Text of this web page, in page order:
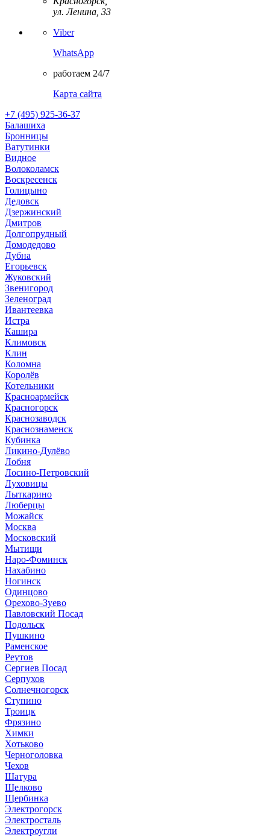
ул. Ленина, 33
Viber
WhatsApp
работаем 24/7
Карта сайта
+7 (495) 925-36-37
Балашиха
Бронницы
Ватутинки
Видное
Волоколамск
Воскресенск
Голицыно
Дедовск
Дзержинский
Дмитров
Долгопрудный
Домодедово
Дубна
Егорьевск
Жуковский
Звенигород
Зеленоград
Ивантеевка
Истра
Кашира
Климовск
Клин
Коломна
Королёв
Котельники
Красноармейск
Красногорск
Краснозаводск
Краснознаменск
Кубинка
Ликино-Дулёво
Лобня
Лосино-Петровский
Луховицы
Лыткарино
Люберцы
Можайск
Москва
Московский
Мытищи
Наро-Фоминск
Нахабино
Ногинск
Одинцово
Орехово-Зуево
Павловский Посад
Подольск
Пушкино
Раменское
Реутов
Сергиев Посад
Серпухов
Солнечногорск
Ступино
Троицк
Фрязино
Химки
Хотьково
Черноголовка
Чехов
Шатура
Щелково
Щербинка
Электрогорск
Электросталь
Электроугли